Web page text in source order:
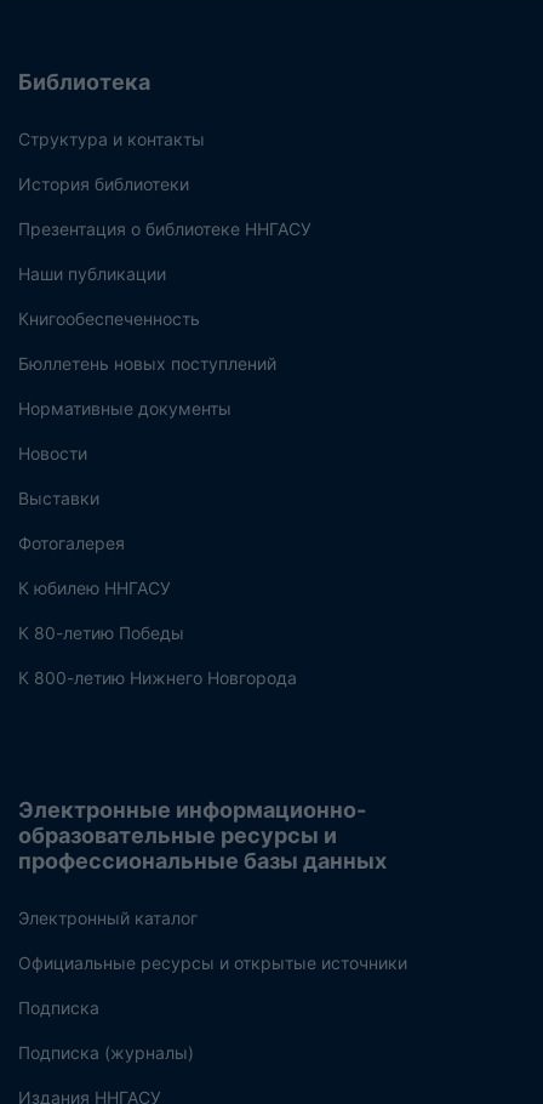
Библиотека
Структура и контакты
История библиотеки
Презентация о библиотеке ННГАСУ
Наши публикации
Книгообеспеченность
Бюллетень новых поступлений
Нормативные документы
Новости
Выставки
Фотогалерея
К юбилею ННГАСУ
К 80-летию Победы
К 800-летию Нижнего Новгорода
Электронные информационно-
образовательные ресурсы и
профессиональные базы данных
Электронный каталог
Официальные ресурсы и открытые источники
Подписка
Подписка (журналы)
Издания ННГАСУ